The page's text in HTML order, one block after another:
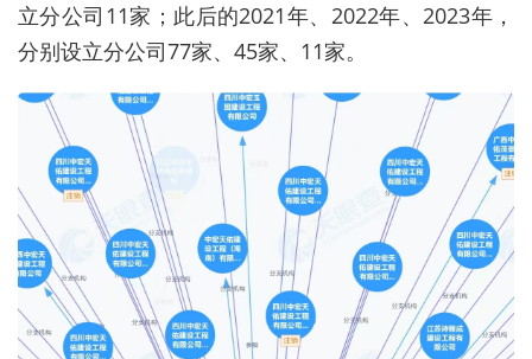
立分公司11家；此后的2021年、2022年、2023年，
分别设立分公司77家、45家、11家。